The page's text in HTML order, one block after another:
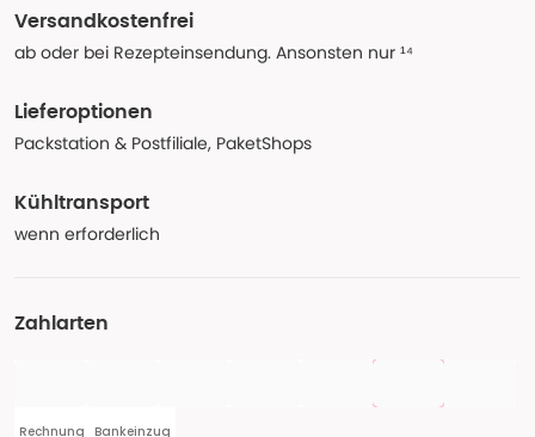
Versandkostenfrei
ab oder bei Rezepteinsendung. Ansonsten nur ¹⁴
Lieferoptionen
Packstation & Postfiliale, PaketShops
Kühltransport
wenn erforderlich
Zahlarten
Rechnung Bankeinzug